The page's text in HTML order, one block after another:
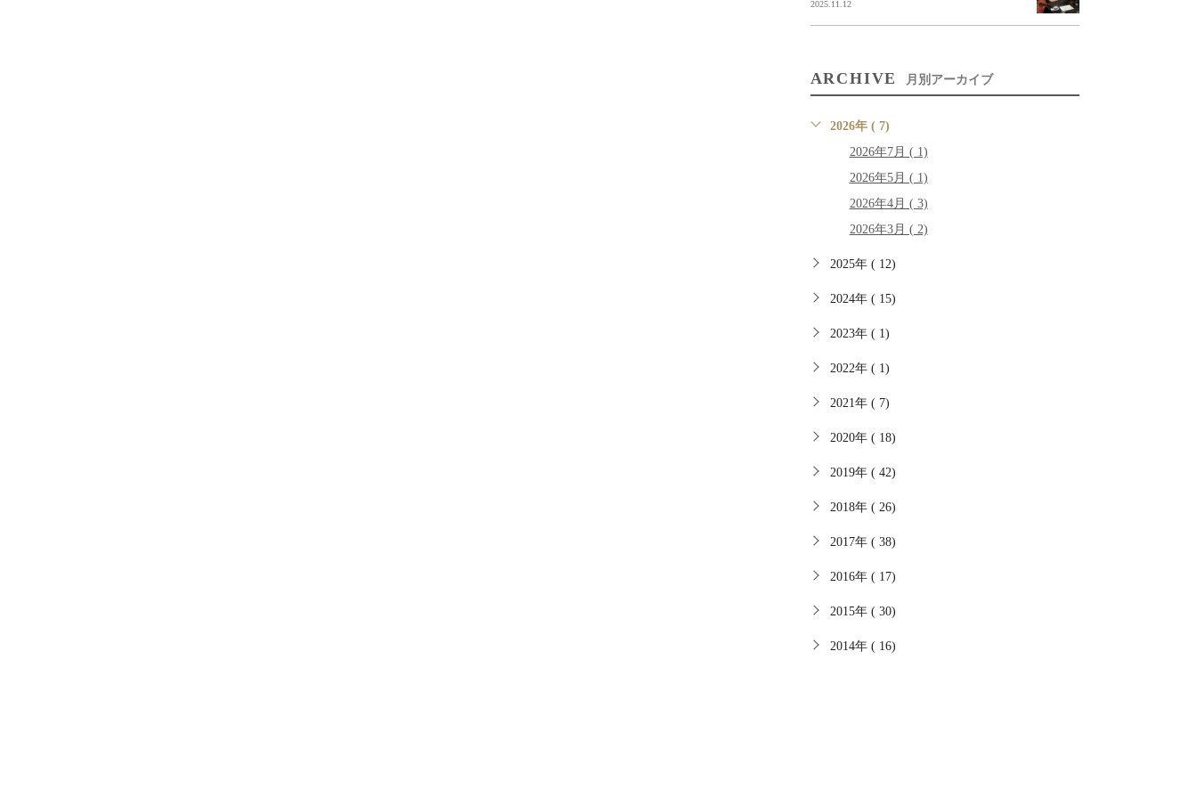
2025.11.12
ARCHIVE 月別アーカイブ
2026年 ( 7)
2026年7月 ( 1)
2026年5月 ( 1)
2026年4月 ( 3)
2026年3月 ( 2)
2025年 ( 12)
2024年 ( 15)
2023年 ( 1)
2022年 ( 1)
2021年 ( 7)
2020年 ( 18)
2019年 ( 42)
2018年 ( 26)
2017年 ( 38)
2016年 ( 17)
2015年 ( 30)
2014年 ( 16)